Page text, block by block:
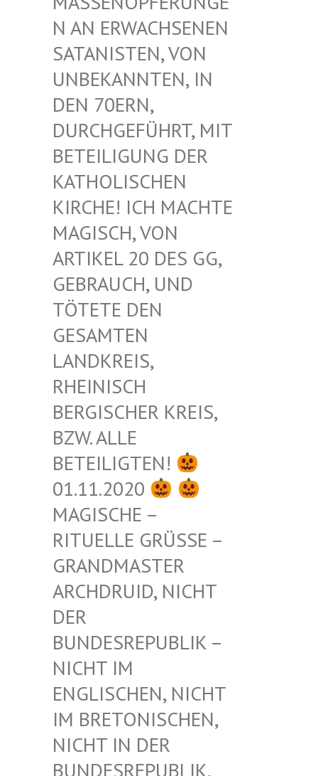
AN ERWACHSENEN S
ATANISTEN, VON U
NBEKANNTEN, IN D
EN 70ERN, D
URCHGEFÜHRT, MIT B
ETEILIGUNG DER K
ATHOLISCHEN K
IRCHE! ICH MACHTE M
AGISCH, VON A
RTIKEL 20 DES GG, G
EBRAUCH, UND T
ÖTETE DEN G
ESAMTEN L
ANDKREIS, R
HEINISCH B
ERGISCHER KREIS, B
ZW. ALLE B
ETEILIGTEN!
01.11.2020
MAGISCHE –
RITUELLE GRÜSSE – G
RANDMASTER A
RCHDRUID, NICHT D
ER B
UNDESREPUBLIK – N
ICHT IM E
NGLISCHEN, NICHT I
M BRETONISCHEN, N
ICHT IN DER B
UNDESREPUBLIK, D